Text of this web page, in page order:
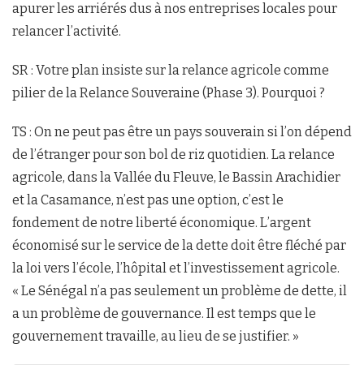
apurer les arriérés dus à nos entreprises locales pour
relancer l’activité.
SR : Votre plan insiste sur la relance agricole comme
pilier de la Relance Souveraine (Phase 3). Pourquoi ?
TS : On ne peut pas être un pays souverain si l’on dépend
de l’étranger pour son bol de riz quotidien. La relance
agricole, dans la Vallée du Fleuve, le Bassin Arachidier
et la Casamance, n’est pas une option, c’est le
fondement de notre liberté économique. L’argent
économisé sur le service de la dette doit être fléché par
la loi vers l’école, l’hôpital et l’investissement agricole.
« Le Sénégal n’a pas seulement un problème de dette, il
a un problème de gouvernance. Il est temps que le
gouvernement travaille, au lieu de se justifier. »